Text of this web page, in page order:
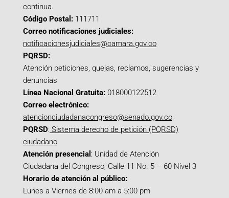
continua.
Código Postal: 111711
Correo notificaciones judiciales:
notificacionesjudiciales@camara.gov.co
PQRSD:
Atención peticiones, quejas, reclamos, sugerencias y
denuncias
Línea Nacional Gratuita: 018000122512
Correo electrónico:
atencionciudadanacongreso@senado.gov.co
PQRSD: Sistema derecho de petición (PQRSD)
ciudadano
Atención presencial : Unidad de Atención
Ciudadana del Congreso, Calle 11 No. 5 – 60 Nivel 3
Horario de atención al público:
Lunes a Viernes de 8:00 am a 5:00 pm